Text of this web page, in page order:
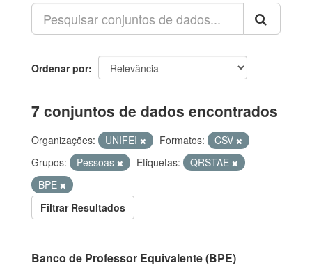
Ordenar por
7 conjuntos de dados encontrados
Organizações: UNIFEI Formatos:
CSV
Grupos:
Pessoas Etiquetas:
QRSTAE
BPE
Filtrar Resultados
Banco de Professor Equivalente (BPE)